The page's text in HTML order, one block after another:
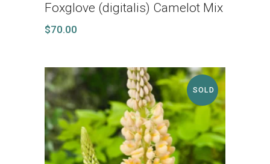
Foxglove (digitalis) Camelot Mix
$70.00
SOLD